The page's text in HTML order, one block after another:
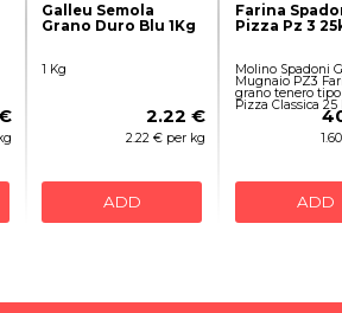
Galleu Semola
Grano Duro Blu 1Kg
1 Kg
2.22 €
2.22 € per kg
ADD
Farina
Pizza Pz 3
Molino Spadoni
Mugnaio PZ3
grano tenero
Pizza Classica 25
ADD